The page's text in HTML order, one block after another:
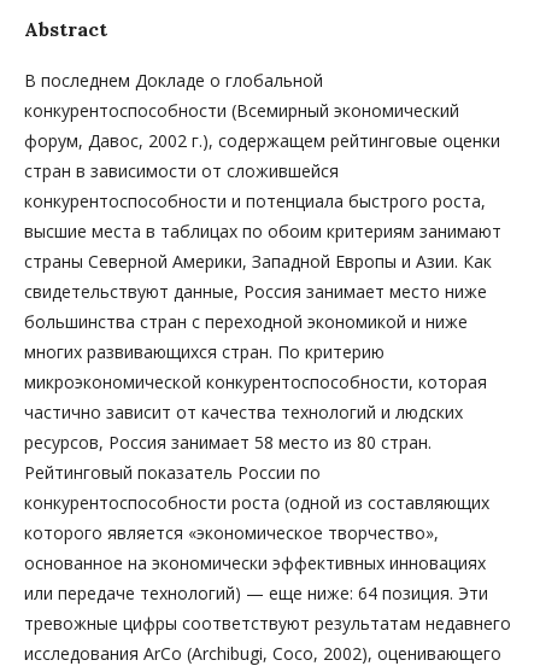
Abstract
В последнем Докладе о глобальной
конкурентоспособности (Всемирный экономический
форум, Давос, 2002 г.), содержащем рейтинговые оценки
стран в зависимости от сложившейся
конкурентоспособности и потенциала быстрого роста,
высшие места в таблицах по обоим критериям занимают
страны Северной Америки, Западной Европы и Азии. Как
свидетельствуют данные, Россия занимает место ниже
большинства стран с переходной экономикой и ниже
многих развивающихся стран. По критерию
микроэкономической конкурентоспособности, которая
частично зависит от качества технологий и людских
ресурсов, Россия занимает 58 место из 80 стран.
Рейтинговый показатель России по
конкурентоспособности роста (одной из составляющих
которого является «экономическое творчество»,
основанное на экономически эффективных инновациях
или передаче технологий) — еще ниже: 64 позиция. Эти
тревожные цифры соответствуют результатам недавнего
исследования ArCo (Archibugi, Coco, 2002), оценивающего